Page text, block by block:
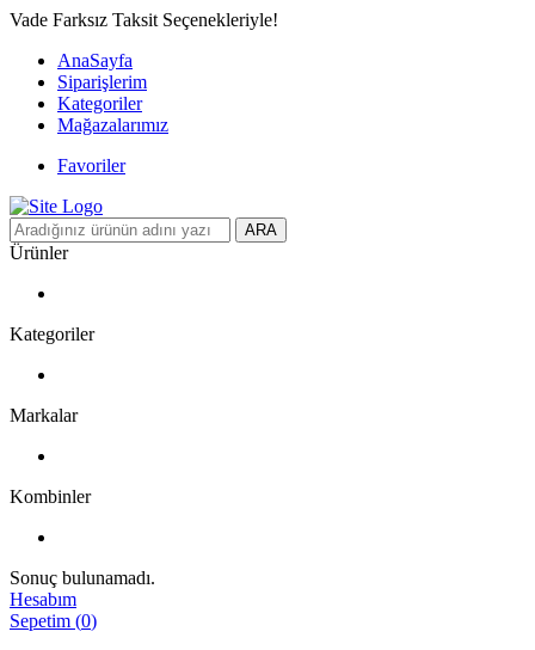
Vade Farksız Taksit Seçenekleriyle!
AnaSayfa
Siparişlerim
Kategoriler
Mağazalarımız
Favoriler
ARA
Ürünler
Kategoriler
Markalar
Kombinler
Sonuç bulunamadı.
Hesabım
Sepetim (0)